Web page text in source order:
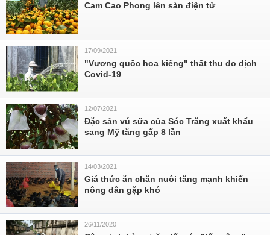
Cam Cao Phong lên sàn điện tử
17/09/2021
"Vương quốc hoa kiểng" thất thu do dịch
Covid-19
12/07/2021
Đặc sản vú sữa của Sóc Trăng xuất khẩu
sang Mỹ tăng gấp 8 lần
14/03/2021
Giá thức ăn chăn nuôi tăng mạnh khiến
nông dân gặp khó
26/11/2020